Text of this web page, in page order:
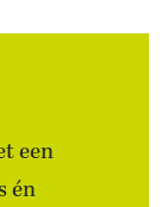
een
én